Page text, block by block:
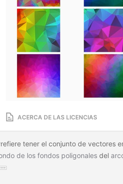
ACERCA DE LAS LICENCIAS
tener el conjunto de vectores
de los fondos poligonales del